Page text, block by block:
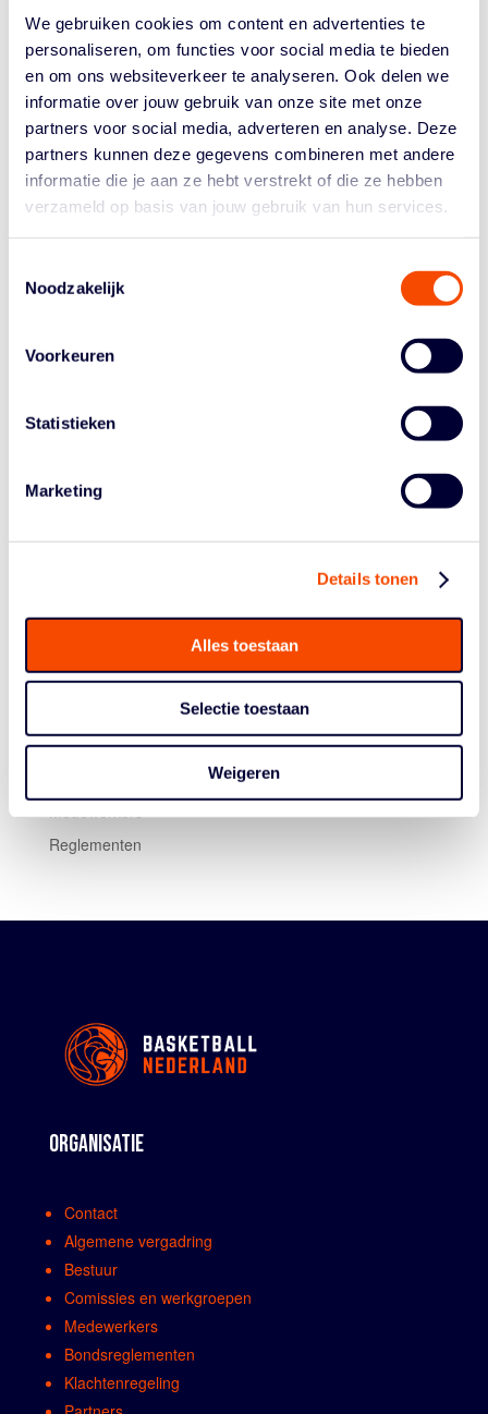
We gebruiken cookies om content en advertenties te
personaliseren, om functies voor social media te bieden
en om ons websiteverkeer te analyseren. Ook delen we
informatie over jouw gebruik van onze site met onze
partners voor social media, adverteren en analyse. Deze
partners kunnen deze gegevens combineren met andere
informatie die je aan ze hebt verstrekt of die ze hebben
verzameld op basis van jouw gebruik van hun services.
Noodzakelijk
Voorkeuren
Statistieken
Marketing
Details tonen
Alles toestaan
Selectie toestaan
Weigeren
Er is inmiddels een begin gemaakt met de kwartfinales,
die over twee duels gaan. Landstede won de eerste
ontmoeting in en tegen Leiden met 72-88 en Aris boekte
een ruime 86-57 thuiszege op Apollo Amsterdam in de
heenwedstrijd.
Carla de Liefde Trofee
In de strijd om de beker bij de vrouwen gaat de winnaar
van de wedstrijd Jolly Jumpers – Keijser Capital Martini
Sparks het in de halve finale opnemen tegen de winnaar
van de kwartfinale: Sportiff Company Grasshoppers –
In de andere kwartfinales staan de Loon Lions
winnaars nemen het tegen elkaar op in de halve finale
Algemene Vergadering
Bestuur En Commissies
Reglementen
ORGANISATIE
Contact
Algemene vergadring
Bestuur
Comissies en werkgroepen
Medewerkers
Bondsreglementen
Klachtenregeling